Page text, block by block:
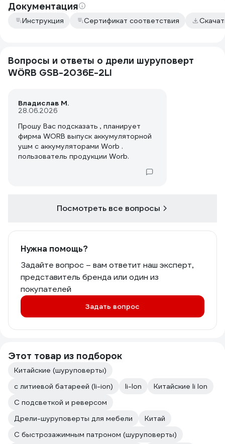
Документация
Инструкция Сертификат соответствия
Вопросы и ответы о дрели шуруповерт
WÖRB GSB-2036E-2LI
Владислав М.
28.06.2026
Прошу Вас подсказать , планирует
фирма WORB выпуск аккумуляторной
ушм с аккумуляторами Worb .
пользователь продукции Worb.
Посмотреть все вопросы
Нужна помощь?
Задайте вопрос – вам ответит наш эксперт,
представитель бренда или один из
покупателей
Задать вопрос
Этот товар из подборок
Китайские (шуруповерты)
с литиевой батареей (li-ion)
li-lon
Китайские li Ion
С подсветкой и реверсом
Дрели-шуруповерты для мебели
Китай
С быстрозажимным патроном (шуруповерты)